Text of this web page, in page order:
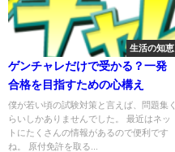
生活の知恵
ゲンチャレだけで受かる？一発
合格を目指すための心構え
僕が若い頃の試験対策と言えば、問題集く
らいしかありませんでした。 最近はネッ
トにたくさんの情報があるので便利です
ね。 原付免許を取る...